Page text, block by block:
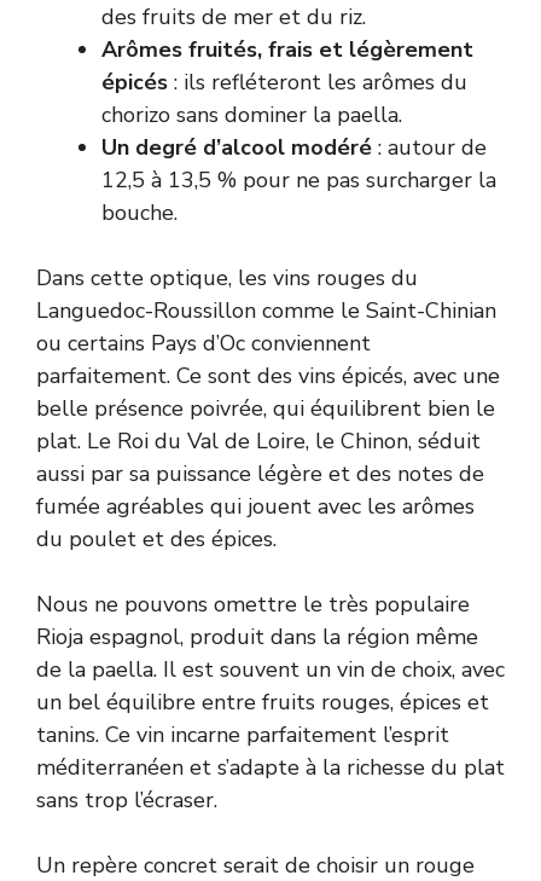
des fruits de mer et du riz.
Arômes fruités, frais et légèrement
épicés : ils refléteront les arômes du
chorizo sans dominer la paella.
Un degré d’alcool modéré : autour de
12,5 à 13,5 % pour ne pas surcharger la
bouche.
Dans cette optique, les vins rouges du
Languedoc-Roussillon comme le Saint-Chinian
ou certains Pays d’Oc conviennent
parfaitement. Ce sont des vins épicés, avec une
belle présence poivrée, qui équilibrent bien le
plat. Le Roi du Val de Loire, le Chinon, séduit
aussi par sa puissance légère et des notes de
fumée agréables qui jouent avec les arômes
du poulet et des épices.
Nous ne pouvons omettre le très populaire
Rioja espagnol, produit dans la région même
de la paella. Il est souvent un vin de choix, avec
un bel équilibre entre fruits rouges, épices et
tanins. Ce vin incarne parfaitement l’esprit
méditerranéen et s’adapte à la richesse du plat
sans trop l’écraser.
Un repère concret serait de choisir un rouge